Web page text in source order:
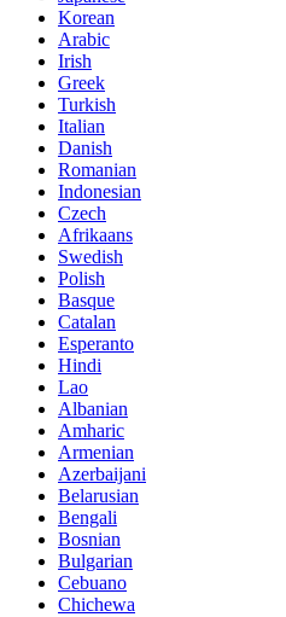
Korean
Arabic
Irish
Greek
Turkish
Italian
Danish
Romanian
Indonesian
Czech
Afrikaans
Swedish
Polish
Basque
Catalan
Esperanto
Hindi
Lao
Albanian
Amharic
Armenian
Azerbaijani
Belarusian
Bengali
Bosnian
Bulgarian
Cebuano
Chichewa